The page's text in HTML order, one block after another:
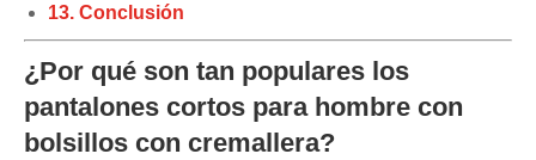
13. Conclusión
¿Por qué son tan populares los
pantalones cortos para hombre con
bolsillos con cremallera?